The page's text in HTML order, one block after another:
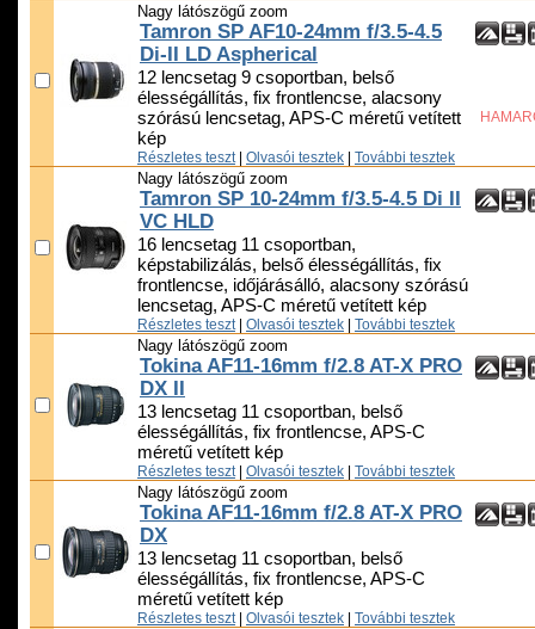
Nagy látószögű zoom
Tamron SP AF10-24mm f/3.5-4.5
Di-II LD Aspherical
12 lencsetag 9 csoportban, belső
élességállítás, fix frontlencse, alacsony
szórású lencsetag, APS-C méretű vetített
kép
Részletes teszt Olvasói tesztek További tesztek
Nagy látószögű zoom
Tamron SP 10-24mm f/3.5-4.5 Di II
VC HLD
16 lencsetag 11 csoportban,
képstabilizálás, belső élességállítás, fix
frontlencse, időjárásálló, alacsony szórású
lencsetag, APS-C méretű vetített kép
Részletes teszt Olvasói tesztek További tesztek
Nagy látószögű zoom
Tokina AF11-16mm f/2.8 AT-X PRO
DX II
13 lencsetag 11 csoportban, belső
élességállítás, fix frontlencse, APS-C
méretű vetített kép
Részletes teszt Olvasói tesztek További tesztek
Nagy látószögű zoom
Tokina AF11-16mm f/2.8 AT-X PRO
DX
13 lencsetag 11 csoportban, belső
élességállítás, fix frontlencse, APS-C
méretű vetített kép
Részletes teszt Olvasói tesztek További tesztek